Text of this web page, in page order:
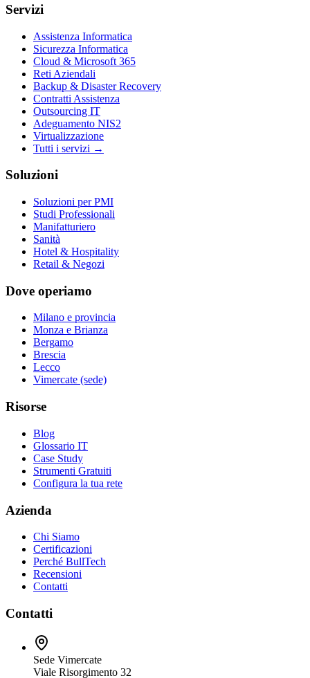
Servizi
Assistenza Informatica
Sicurezza Informatica
Cloud & Microsoft 365
Reti Aziendali
Backup & Disaster Recovery
Contratti Assistenza
Outsourcing IT
Adeguamento NIS2
Virtualizzazione
Tutti i servizi →
Soluzioni
Soluzioni per PMI
Studi Professionali
Manifatturiero
Sanità
Hotel & Hospitality
Retail & Negozi
Dove operiamo
Milano e provincia
Monza e Brianza
Bergamo
Brescia
Lecco
Vimercate (sede)
Risorse
Blog
Glossario IT
Case Study
Strumenti Gratuiti
Configura la tua rete
Azienda
Chi Siamo
Certificazioni
Perché BullTech
Recensioni
Contatti
Contatti
Sede Vimercate
Viale Risorgimento 32